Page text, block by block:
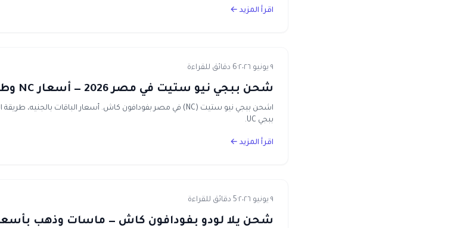
اقرأ المزيد ←
٩ يونيو ٢٠٢٦ ·6 دقائق للقراءة
شحن ببجي نيو ستيت في مصر 2026 — أسعار NC وطريقة الشحن
ببجي UC.
اقرأ المزيد ←
٩ يونيو ٢٠٢٦ ·5 دقائق للقراءة
شحن يلا لودو بفودافون كاش — ماسات وذهب بأسعار